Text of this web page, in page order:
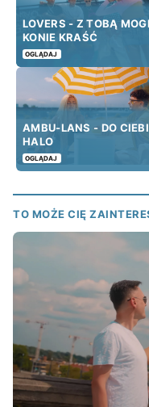
LOVERS - Z TOBĄ
KONIE KRAŚĆ
OGLĄDAJ
AMBU-LANS - DO
HALO
OGLĄDAJ
TO MOŻE CIĘ